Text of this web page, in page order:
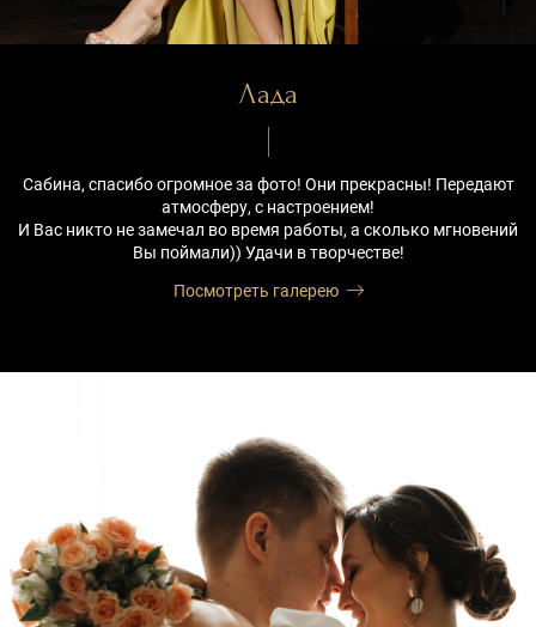
Лада
Сабина, спасибо огромное за фото! Они прекрасны! Передают
атмосферу, с настроением!
И Вас никто не замечал во время работы, а сколько мгновений
Вы поймали)) Удачи в творчестве!
Посмотреть галерею